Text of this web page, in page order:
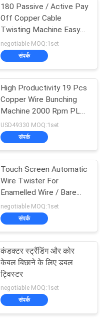
180 Passive / Active Pay
Off Copper Cable
Twisting Machine Easy
Operation
negotiable MOQ:1set
संपर्क
High Productivity 19 Pcs
Copper Wire Bunching
Machine 2000 Rpm PLC
Controller
USD49330 MOQ:1set
संपर्क
Touch Screen Automatic
Wire Twister For
Enamelled Wire / Bare
Copper Wires
negotiable MOQ:1set
संपर्क
कंडक्टर स्ट्रैंडिंग और कोर
केबल बिछाने के लिए डबल
ट्विस्टर
negotiable MOQ:1set
संपर्क